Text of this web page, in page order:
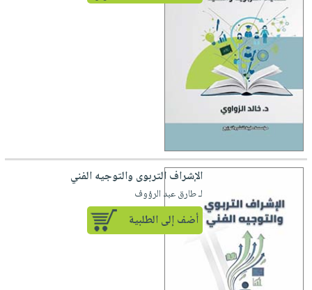
الإشراف التربوى والتوجيه الفني
لـ طارق عبد الرؤوف
أضف إلى الطلبية